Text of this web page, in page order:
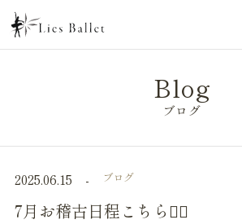
ブログ
7月お稽古日程こちら🙇‍♀️
2025.06.15 ブログ